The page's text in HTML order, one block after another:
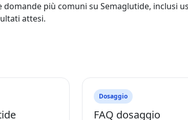
domande più comuni su Semaglutide, inclusi
attesi.
Dosaggio
FAQ dosaggio